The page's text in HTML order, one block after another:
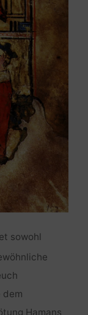
sowohl